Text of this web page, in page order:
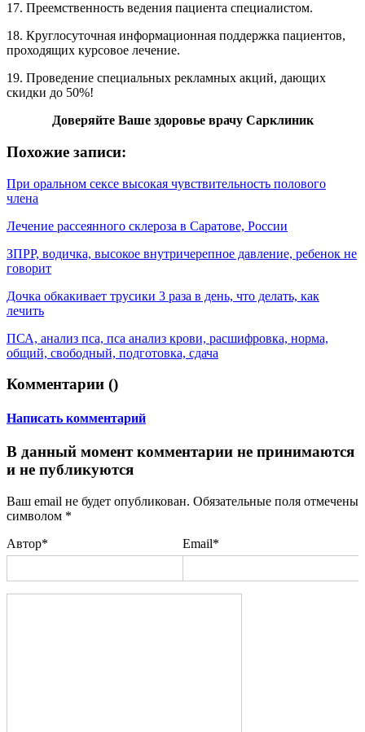
17. Преемственность ведения пациента специалистом.
18. Круглосуточная информационная поддержка пациентов,
проходящих курсовое лечение.
19. Проведение специальных рекламных акций, дающих
скидки до 50%!
Доверяйте Ваше здоровье врачу Сарклиник
Похожие записи:
При оральном сексе высокая чувствительность полового
члена
Лечение рассеянного склероза в Саратове, России
ЗПРР, водичка, высокое внутричерепное давление, ребенок не
говорит
Дочка обкакивает трусики 3 раза в день, что делать, как
лечить
ПСА, анализ пса, пса анализ крови, расшифровка, норма,
общий, свободный, подготовка, сдача
Комментарии ()
Написать комментарий
В данный момент комментарии не принимаются
и не публикуются
Ваш email не будет опубликован. Обязательные поля отмечены
символом *
Автор*
Email*